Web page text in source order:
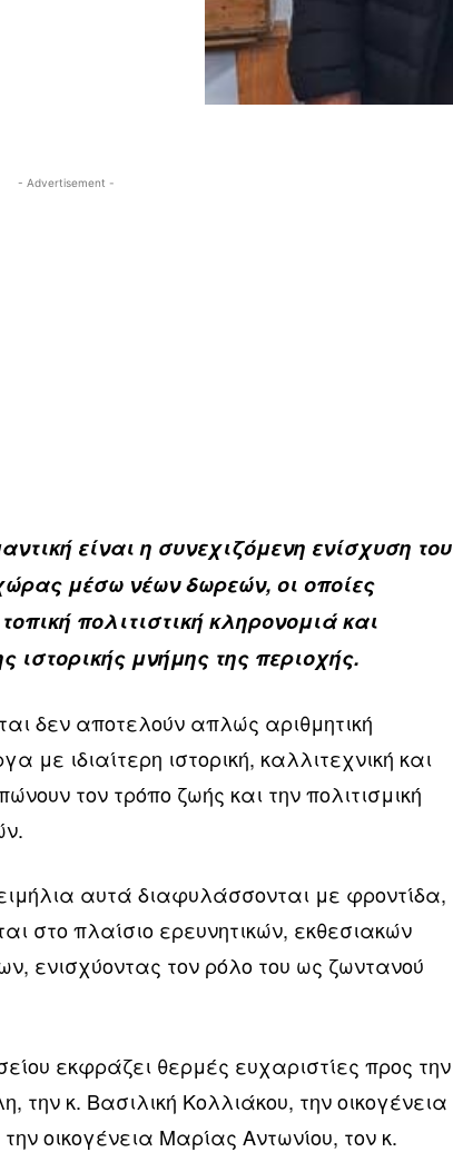
- Advertisement -
είναι η συνεχιζόμενη ενίσχυση του
μέσω νέων δωρεών, οι οποίες
πολιτιστική κληρονομιά και
ιστορικής μνήμης της περιοχής.
δεν αποτελούν απλώς αριθμητική
ιδιαίτερη ιστορική, καλλιτεχνική και
τον τρόπο ζωής και την πολιτισμική
αυτά διαφυλάσσονται με φροντίδα,
στο πλαίσιο ερευνητικών, εκθεσιακών
ενισχύοντας τον ρόλο του ως ζωντανού
εκφράζει θερμές ευχαριστίες προς την
την κ. Βασιλική Κολλιάκου, την οικογένεια
οικογένεια Μαρίας Αντωνίου, τον κ.